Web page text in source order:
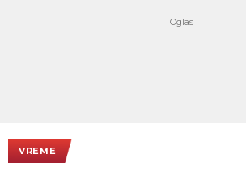
VREME